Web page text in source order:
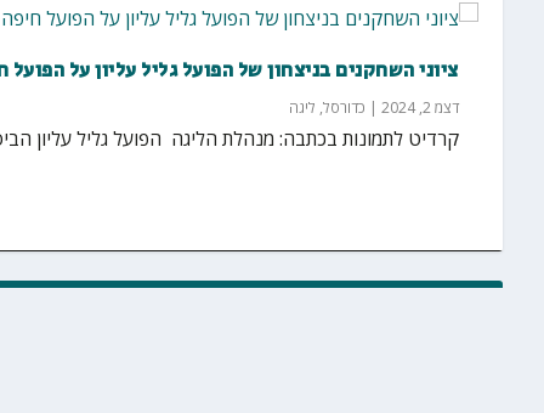
ציוני השחקנים בניצחון של הפועל גליל עליון על הפועל
דצמ 2, 2024 | כדורסל, ליגה
קרדיט לתמונות בכתבה: מנהלת הליגה הפועל גליל עליון הביסה בבית 69:87 את הפועל חיפה